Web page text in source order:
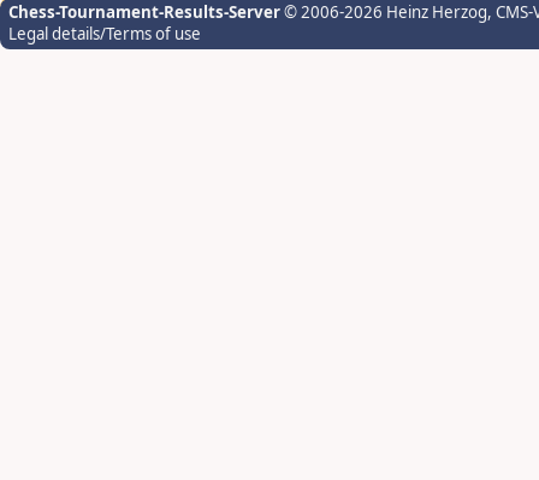
Chess-Tournament-Results-Server© 2006-2026 Heinz Herzog,
Legal details/Terms of use